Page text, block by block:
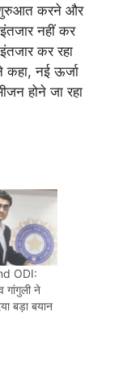
शुरुआत करने और
नहीं कर
कर रहा
नई ऊर्जा
होने जा रहा
ODI:
गांगुली ने
बड़ा बयान